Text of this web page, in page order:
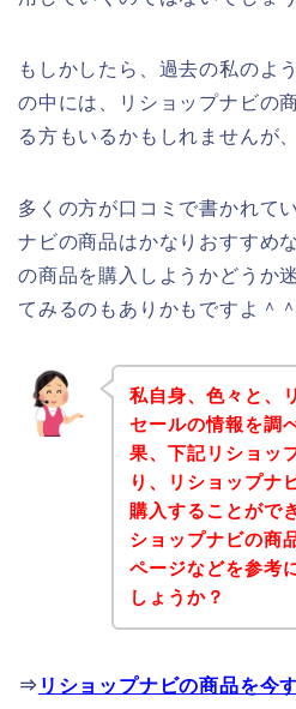
もしかしたら、過去の私のよ
の中には、リショップナビの
る方もいるかもしれませんが、
多くの方が口コミで書かれて
ナビの商品はかなりおすすめ
の商品を購入しようかどうか
てみるのもありかもですよ＾
私自身、色々と、
セールの情報を調
果、下記リショッ
り、リショップナ
購入することがで
ショップナビの商
ページなどを参考
しょうか？
⇒ リショップナビの商品を今